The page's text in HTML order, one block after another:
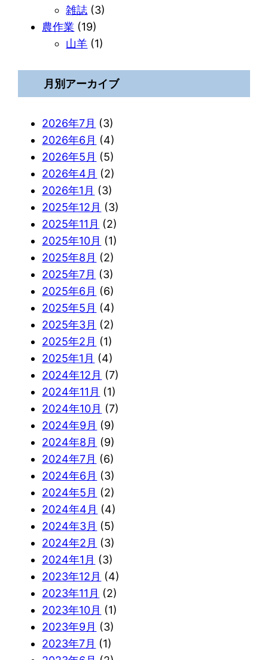
雑誌 (3)
農作業 (19)
山羊 (1)
月別アーカイブ
2026年7月 (3)
2026年6月 (4)
2026年5月 (5)
2026年4月 (2)
2026年1月 (3)
2025年12月 (3)
2025年11月 (2)
2025年10月 (1)
2025年8月 (2)
2025年7月 (3)
2025年6月 (6)
2025年5月 (4)
2025年3月 (2)
2025年2月 (1)
2025年1月 (4)
2024年12月 (7)
2024年11月 (1)
2024年10月 (7)
2024年9月 (9)
2024年8月 (9)
2024年7月 (6)
2024年6月 (3)
2024年5月 (2)
2024年4月 (4)
2024年3月 (5)
2024年2月 (3)
2024年1月 (3)
2023年12月 (4)
2023年11月 (2)
2023年10月 (1)
2023年9月 (3)
2023年7月 (1)